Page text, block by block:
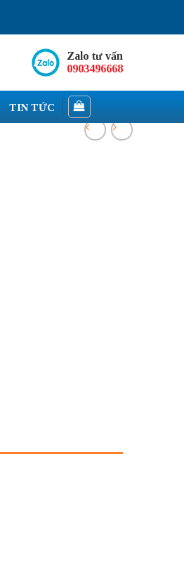
Zalo tư vấn
0903496668
TIN TỨC